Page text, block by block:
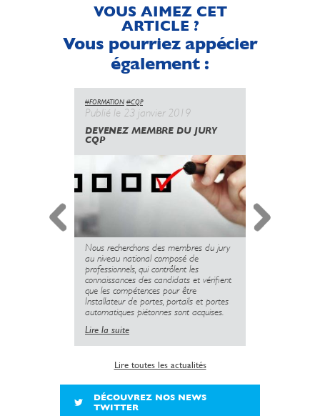
VOUS AIMEZ CET
ARTICLE ?
Vous pourriez appécier
également :
#FORMATION #CQP
Publié le 23 janvier 2019
DEVENEZ MEMBRE DU JURY
CQP
Nous recherchons des membres du jury
au niveau national composé de
professionnels, qui contrôlent les
connaissances des candidats et vérifient
que les compétences pour être
Installateur de portes, portails et portes
automatiques piétonnes sont acquises.
Lire la suite
Lire toutes les actualités
DÉCOUVREZ NOS NEWS
TWITTER